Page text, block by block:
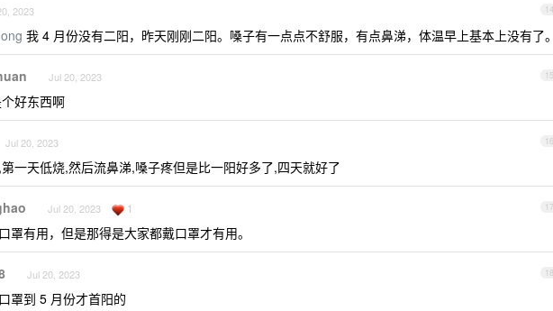
14
2023
我 4 月份没有二阳，昨天刚刚二阳。嗓子有一点点不舒服，有点鼻涕，体温早上基本上没有了。
15
Jul 20, 2023
好东西啊
16
Jul 20, 2023
一天低烧,然后流鼻涕,嗓子疼但是比一阳好多了,四天就好了
17
Jul 20, 2023 1
罩有用，但是那得是大家都戴口罩才有用。
18
Jul 20, 2023
罩到 5 月份才首阳的